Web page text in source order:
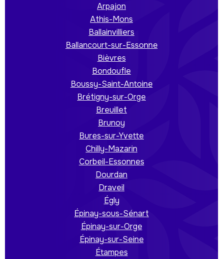
Arpajon
Athis-Mons
Ballainvilliers
Ballancourt-sur-Essonne
Bièvres
Bondoufle
Boussy-Saint-Antoine
Brétigny-sur-Orge
Breuillet
Brunoy
Bures-sur-Yvette
Chilly-Mazarin
Corbeil-Essonnes
Dourdan
Draveil
Égly
Épinay-sous-Sénart
Épinay-sur-Orge
Épinay-sur-Seine
Étampes